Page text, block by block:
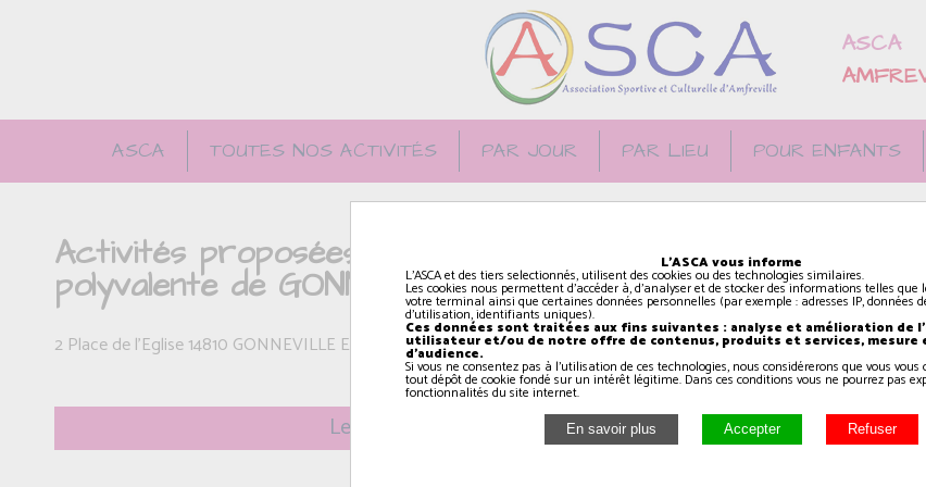
ASCA
ASCA TOUTES NOS ACTIVITÉS PAR JOUR PAR LIEU POUR ENFANTS
Activités proposées par l'ASCA à la salle
polyvalente de GONNEVILLE EN AUGE
2 Place de l'Eglise 14810 GONNEVILLE EN AUGE
Le mercredi
L'ASCA vous informe
L'ASCA et des tiers selectionnés, utilisent des cookies ou des technologies similaires.
Les cookies nous permettent d'accéder à, d'analyser et de stocker des informations telles que
votre terminal ainsi que certaines données personnelles (par exemple : adresses IP, données
d'utilisation, identifiants uniques).
Ces données sont traitées aux fins suivantes : analyse et amélioration de
utilisateur et/ou de notre offre de contenus, produits et services, mesure
d'audience.
Si vous ne consentez pas à l'utilisation de ces technologies, nous considérerons que vous
tout dépôt de cookie fondé sur un intérêt légitime. Dans ces conditions vous ne pourrez pas
fonctionnalités du site internet.